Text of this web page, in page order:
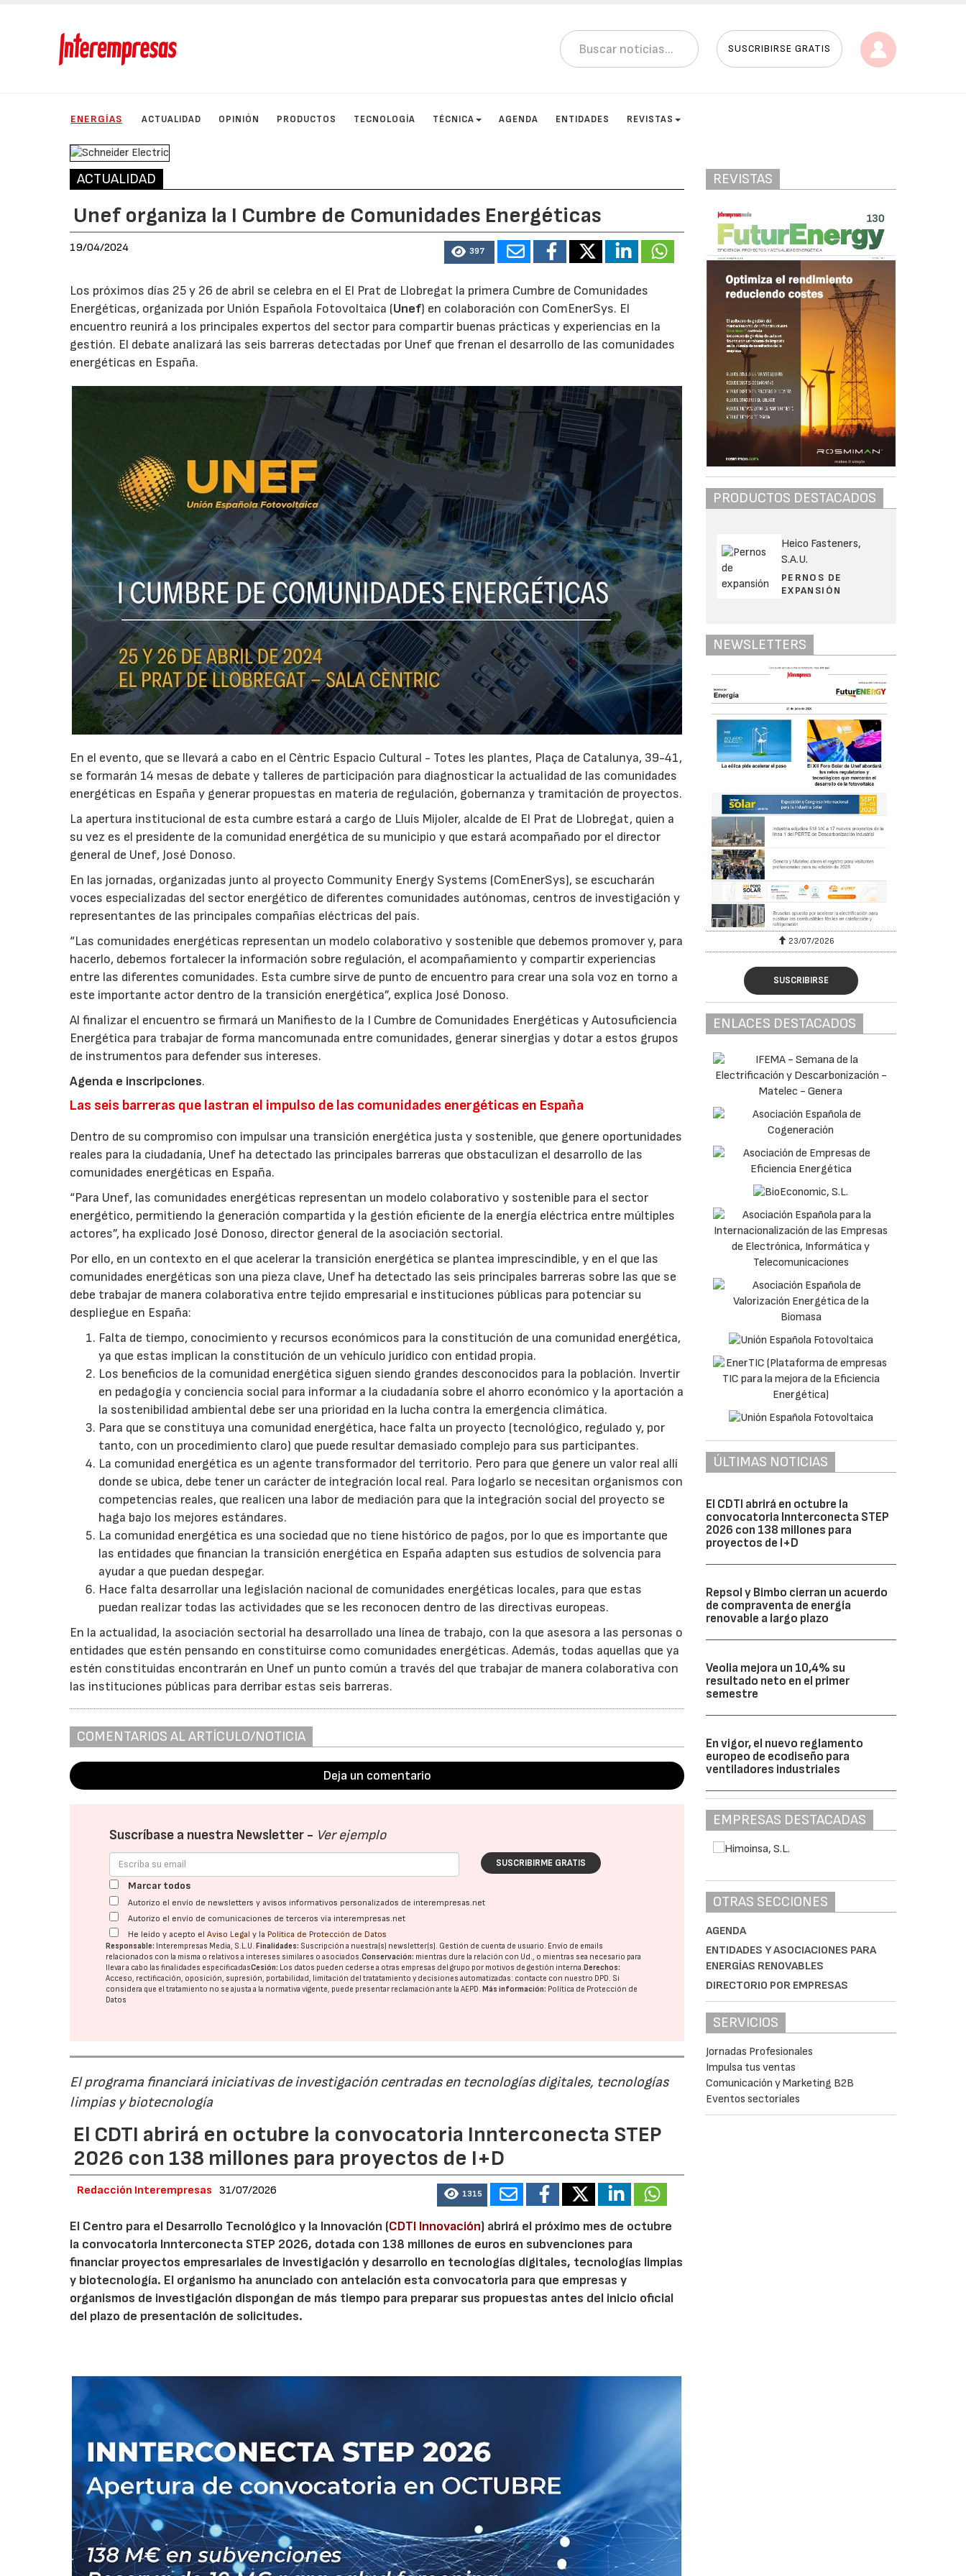
SUSCRIBIRSE GRATIS
ENERGÍAS ACTUALIDAD OPINIÓN PRODUCTOS TECNOLOGÍA TÉCNICA AGENDA ENTIDADES REVISTAS
ACTUALIDAD
Unef organiza la I Cumbre de Comunidades Energéticas
19/04/2024 397
Los próximos días 25 y 26 de abril se celebra en el El Prat de Llobregat la primera Cumbre de Comunidades
Energéticas, organizada por Unión Española Fotovoltaica (Unef) en colaboración con ComEnerSys. El
encuentro reunirá a los principales expertos del sector para compartir buenas prácticas y experiencias en la
gestión. El debate analizará las seis barreras detectadas por Unef que frenan el desarrollo de las comunidades
energéticas en España.
En el evento, que se llevará a cabo en el Cèntric Espacio Cultural - Totes les plantes, Plaça de Catalunya, 39-41,
se formarán 14 mesas de debate y talleres de participación para diagnosticar la actualidad de las comunidades
energéticas en España y generar propuestas en materia de regulación, gobernanza y tramitación de proyectos.
La apertura institucional de esta cumbre estará a cargo de Lluís Mijoler, alcalde de El Prat de Llobregat, quien a
su vez es el presidente de la comunidad energética de su municipio y que estará acompañado por el director
general de Unef, José Donoso.
En las jornadas, organizadas junto al proyecto Community Energy Systems (ComEnerSys), se escucharán
voces especializadas del sector energético de diferentes comunidades autónomas, centros de investigación y
representantes de las principales compañías eléctricas del país.
“Las comunidades energéticas representan un modelo colaborativo y sostenible que debemos promover y, para
hacerlo, debemos fortalecer la información sobre regulación, el acompañamiento y compartir experiencias
entre las diferentes comunidades. Esta cumbre sirve de punto de encuentro para crear una sola voz en torno a
este importante actor dentro de la transición energética”, explica José Donoso.
Al finalizar el encuentro se firmará un Manifiesto de la I Cumbre de Comunidades Energéticas y Autosuficiencia
Energética para trabajar de forma mancomunada entre comunidades, generar sinergias y dotar a estos grupos
de instrumentos para defender sus intereses.
Agenda e inscripciones.
Las seis barreras que lastran el impulso de las comunidades energéticas en España
Dentro de su compromiso con impulsar una transición energética justa y sostenible, que genere oportunidades
reales para la ciudadanía, Unef ha detectado las principales barreras que obstaculizan el desarrollo de las
comunidades energéticas en España.
“Para Unef, las comunidades energéticas representan un modelo colaborativo y sostenible para el sector
energético, permitiendo la generación compartida y la gestión eficiente de la energía eléctrica entre múltiples
actores”, ha explicado José Donoso, director general de la asociación sectorial.
Por ello, en un contexto en el que acelerar la transición energética se plantea imprescindible, y en el que las
comunidades energéticas son una pieza clave, Unef ha detectado las seis principales barreras sobre las que se
debe trabajar de manera colaborativa entre tejido empresarial e instituciones públicas para potenciar su
despliegue en España:
Falta de tiempo, conocimiento y recursos económicos para la constitución de una comunidad energética,
ya que estas implican la constitución de un vehículo jurídico con entidad propia.
Los beneficios de la comunidad energética siguen siendo grandes desconocidos para la población. Invertir
en pedagogía y conciencia social para informar a la ciudadanía sobre el ahorro económico y la aportación a
la sostenibilidad ambiental debe ser una prioridad en la lucha contra la emergencia climática.
Para que se constituya una comunidad energética, hace falta un proyecto (tecnológico, regulado y, por
tanto, con un procedimiento claro) que puede resultar demasiado complejo para sus participantes.
La comunidad energética es un agente transformador del territorio. Pero para que genere un valor real allí
donde se ubica, debe tener un carácter de integración local real. Para logarlo se necesitan organismos con
competencias reales, que realicen una labor de mediación para que la integración social del proyecto se
haga bajo los mejores estándares.
La comunidad energética es una sociedad que no tiene histórico de pagos, por lo que es importante que
las entidades que financian la transición energética en España adapten sus estudios de solvencia para
ayudar a que puedan despegar.
Hace falta desarrollar una legislación nacional de comunidades energéticas locales, para que estas
puedan realizar todas las actividades que se les reconocen dentro de las directivas europeas.
En la actualidad, la asociación sectorial ha desarrollado una línea de trabajo, con la que asesora a las personas o
entidades que estén pensando en constituirse como comunidades energéticas. Además, todas aquellas que ya
estén constituidas encontrarán en Unef un punto común a través del que trabajar de manera colaborativa con
las instituciones públicas para derribar estas seis barreras.
COMENTARIOS AL ARTÍCULO/NOTICIA
Deja un comentario
Suscríbase a nuestra Newsletter - Ver ejemplo
SUSCRIBIRME GRATIS
Marcar todos
Autorizo el envío de newsletters y avisos informativos personalizados de interempresas.net
Autorizo el envío de comunicaciones de terceros vía interempresas.net
He leído y acepto elAviso Legal y la Política de Protección de Datos
Responsable: Interempresas Media, S.L.U.Finalidades: Suscripción a nuestra(s) newsletter(s). Gestión de cuenta de usuario. Envío de emails
relacionados con la misma o relativos a intereses similares o asociados.Conservación: mientras dure la relación con Ud., o mientras sea necesario para
llevar a cabo las finalidades especificadasCesión: Los datos pueden cederse a otras empresas del grupo por motivos de gestión interna.Derechos:
Acceso, rectificación, oposición, supresión, portabilidad, limitación del tratatamiento y decisiones automatizadas: contacte con nuestro DPD. Si
considera que el tratamiento no se ajusta a la normativa vigente, puede presentar reclamación ante laAEPD.Más información: Política de Protección de
Datos
El programa financiará iniciativas de investigación centradas en tecnologías digitales, tecnologías
limpias y biotecnología
El CDTI abrirá en octubre la convocatoria Innterconecta STEP
2026 con 138 millones para proyectos de I+D
Redacción Interempresas 31/07/2026 1315
El Centro para el Desarrollo Tecnológico y la Innovación (CDTI Innovación) abrirá el próximo mes de octubre
la convocatoria Innterconecta STEP 2026, dotada con 138 millones de euros en subvenciones para
financiar proyectos empresariales de investigación y desarrollo en tecnologías digitales, tecnologías limpias
y biotecnología. El organismo ha anunciado con antelación esta convocatoria para que empresas y
organismos de investigación dispongan de más tiempo para preparar sus propuestas antes del inicio oficial
del plazo de presentación de solicitudes.
REVISTAS
PRODUCTOS DESTACADOS
Heico Fasteners,
S.A.U.
PERNOS DE
EXPANSIÓN
NEWSLETTERS
23/07/2026 30/07/2026 23/07/2026
SUSCRIBIRSE
ENLACES DESTACADOS
ÚLTIMAS NOTICIAS
El CDTI abrirá en octubre la
convocatoria Innterconecta STEP
2026 con 138 millones para
proyectos de I+D
Repsol y Bimbo cierran un acuerdo
de compraventa de energía
renovable a largo plazo
Veolia mejora un 10,4% su
resultado neto en el primer
semestre
En vigor, el nuevo reglamento
europeo de ecodiseño para
ventiladores industriales
EMPRESAS DESTACADAS
OTRAS SECCIONES
AGENDA
ENTIDADES Y ASOCIACIONES PARA
ENERGÍAS RENOVABLES
DIRECTORIO POR EMPRESAS
SERVICIOS
Jornadas Profesionales
Impulsa tus ventas
Comunicación y Marketing B2B
Eventos sectoriales